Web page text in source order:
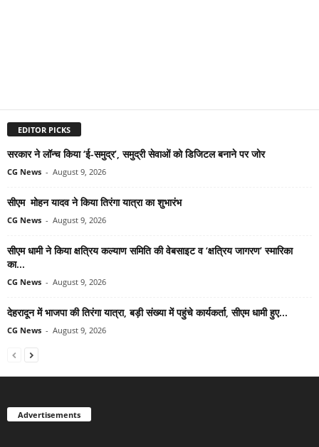
EDITOR PICKS
सरकार ने लॉन्च किया ‘ई-समुद्र’, समुद्री सेवाओं को डिजिटल बनाने पर जोर
CG News - August 9, 2026
सीएम मोहन यादव ने किया तिरंगा यात्रा का शुभारंभ
CG News - August 9, 2026
सीएम धामी ने किया क्षत्रिय कल्याण समिति की वेबसाइट व ‘क्षत्रिय जागरण’ स्मारिका
का...
CG News - August 9, 2026
देहरादून में भाजपा की तिरंगा यात्रा, बड़ी संख्या में पहुंचे कार्यकर्ता, सीएम धामी हुए...
CG News - August 9, 2026
Advertisements